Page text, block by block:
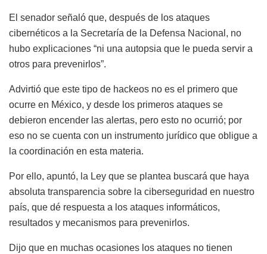
El senador señaló que, después de los ataques
cibernéticos a la Secretaría de la Defensa Nacional, no
hubo explicaciones “ni una autopsia que le pueda servir a
otros para prevenirlos”.
Advirtió que este tipo de hackeos no es el primero que
ocurre en México, y desde los primeros ataques se
debieron encender las alertas, pero esto no ocurrió; por
eso no se cuenta con un instrumento jurídico que obligue a
la coordinación en esta materia.
Por ello, apuntó, la Ley que se plantea buscará que haya
absoluta transparencia sobre la ciberseguridad en nuestro
país, que dé respuesta a los ataques informáticos,
resultados y mecanismos para prevenirlos.
Dijo que en muchas ocasiones los ataques no tienen